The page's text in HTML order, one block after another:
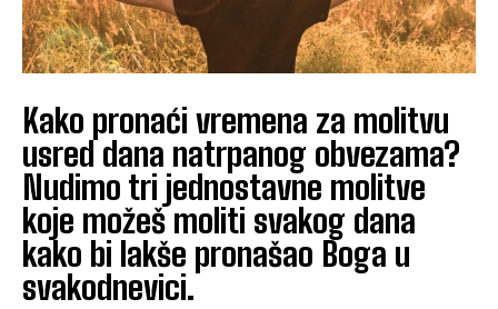
Kako pronaći vremena za molitvu
usred dana natrpanog obvezama?
Nudimo tri jednostavne molitve
koje možeš moliti svakog dana
kako bi lakše pronašao Boga u
svakodnevici.